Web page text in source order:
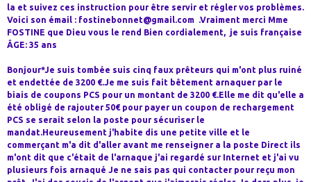
la et suivez ces instruction pour être servir et régler vos problèmes.
Voici son émail : fostinebonnet@gmail.com .Vraiment merci Mme
FOSTINE que Dieu vous le rend Bien cordialement, je suis française
ÂGE: 35 ans
Bonjour*Je suis tombée suis cinq faux prêteurs qui m'ont plus ruiné
et endettée de 3200 €.Je me suis fait bêtement arnaquer par le
biais de coupons PCS pour un montant de 3200 €.Elle me dit qu'elle a
été obligé de rajouter 50€ pour payer un coupon de rechargement
PCS se serait selon la poste pour sécuriser le
mandat.Heureusement j'habite dis une petite ville et le
commerçant m'a dit d'aller avant me renseigner a la poste Direct ils
m'ont dit que c'était de l'arnaque j'ai regardé sur Internet et j'ai vu
plusieurs fois arnaqué Je ne sais pas qui contacter pour reçu mon